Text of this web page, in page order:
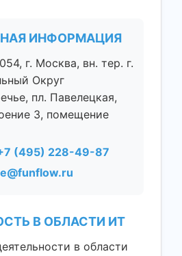
ИНФОРМАЦИЯ
г. Москва, вн. тер. г.
Округ
пл. Павелецкая,
3, помещение
(495) 228-49-87
В ОБЛАСТИ ИТ
в области